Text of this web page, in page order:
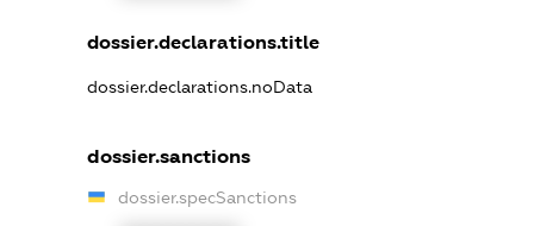
dossier.declarations.title
dossier.declarations.noData
dossier.sanctions
dossier.specSanctions